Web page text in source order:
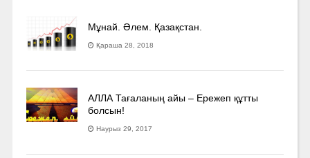
Мұнай. Әлем. Қазақстан.
Қараша 28, 2018
АЛЛА Тағаланың айы – Ережеп құтты
болсын!
Наурыз 29, 2017